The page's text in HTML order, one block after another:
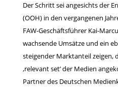
Der Schritt sei angesichts der
(OOH) in den vergangenen
FAW-Geschäftsführer Kai-
wachsende Umsätze und ein
steigender Marktanteil zeigen,
,relevant set’ der Medien
Partner des Deutschen